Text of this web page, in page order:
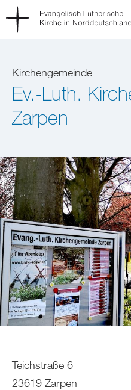
Kirchengemeinde
Ev.-Luth.
Zarpen
Teichstraße 6
23619 Zarpen